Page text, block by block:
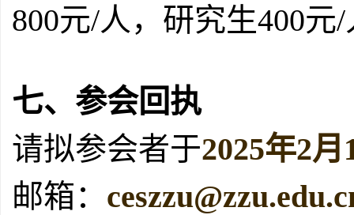
800元/人，研究生400
七、参会回执
请拟参会者于2025年2月
邮箱：